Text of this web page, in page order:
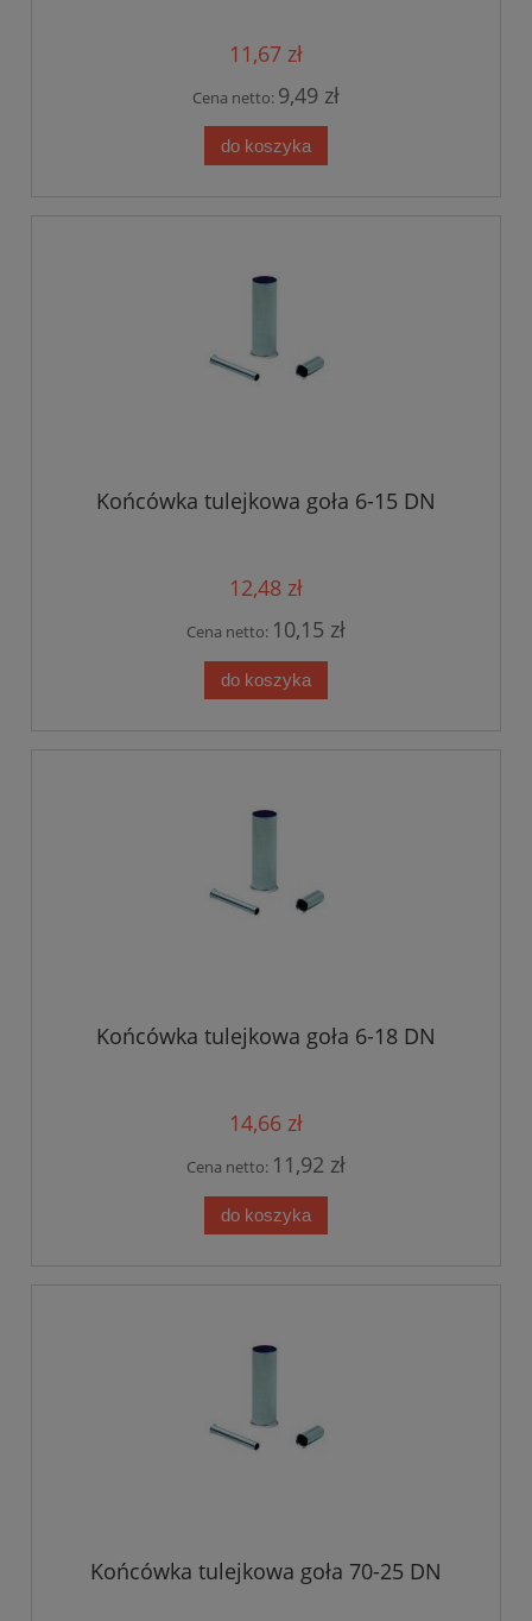
11,67 zł
Cena netto: 9,49 zł
do koszyka
Końcówka tulejkowa goła 6-15 DN
12,48 zł
Cena netto: 10,15 zł
do koszyka
Końcówka tulejkowa goła 6-18 DN
14,66 zł
Cena netto: 11,92 zł
do koszyka
Końcówka tulejkowa goła 70-25 DN